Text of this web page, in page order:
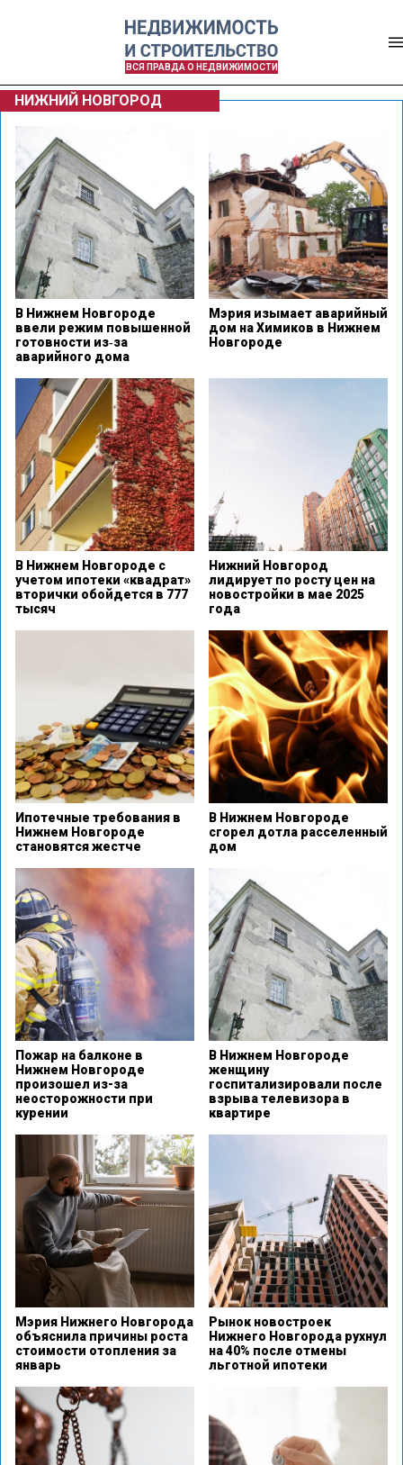
ВСЯ ПРАВДА О НЕДВИЖИМОСТИ
НИЖНИЙ НОВГОРОД
В Нижнем Новгороде
ввели режим повышенной
готовности из‑за
аварийного дома
Мэрия изымает аварийный
дом на Химиков в Нижнем
Новгороде
В Нижнем Новгороде с
учетом ипотеки «квадрат»
вторички обойдется в 777
тысяч
Нижний Новгород
лидирует по росту цен на
новостройки в мае 2025
года
Ипотечные требования в
Нижнем Новгороде
становятся жестче
В Нижнем Новгороде
сгорел дотла расселенный
дом
Пожар на балконе в
Нижнем Новгороде
произошел из-за
неосторожности при
курении
В Нижнем Новгороде
женщину
госпитализировали после
взрыва телевизора в
квартире
Мэрия Нижнего Новгорода
объяснила причины роста
стоимости отопления за
январь
Рынок новостроек
Нижнего Новгорода рухнул
на 40% после отмены
льготной ипотеки